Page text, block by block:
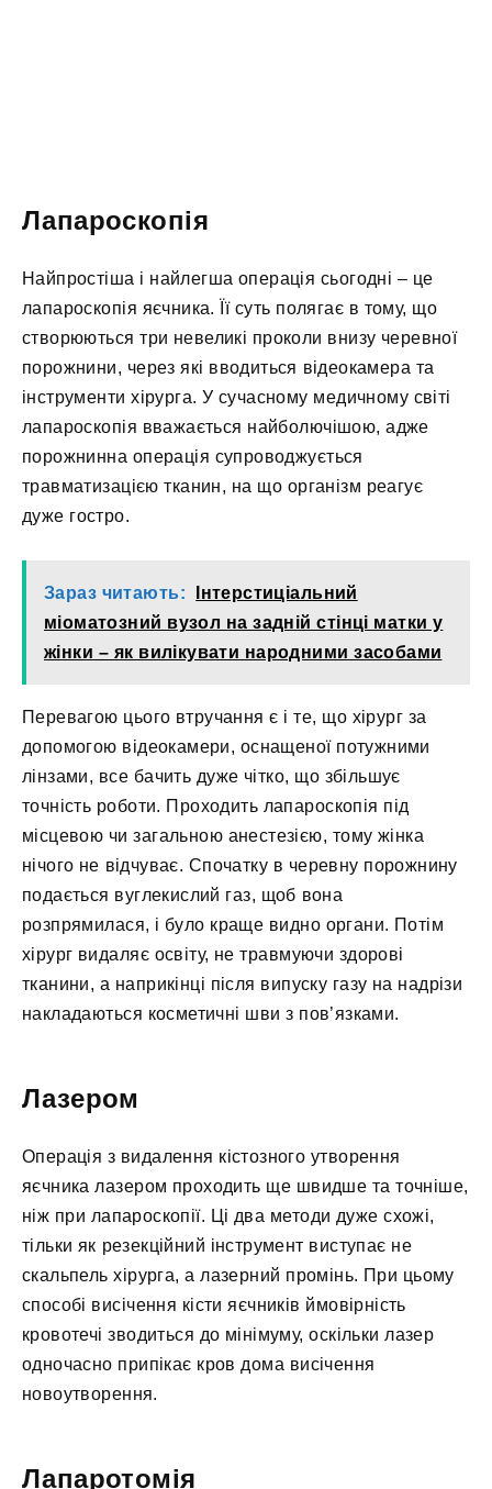
Лапароскопія
Найпростіша і найлегша операція сьогодні – це
лапароскопія яєчника. Її суть полягає в тому, що
створюються три невеликі проколи внизу черевної
порожнини, через які вводиться відеокамера та
інструменти хірурга. У сучасному медичному світі
лапароскопія вважається найболючішою, адже
порожнинна операція супроводжується
травматизацією тканин, на що організм реагує
дуже гостро.
Зараз читають:
Інтерстиціальний
міоматозний вузол на задній стінці матки у
жінки – як вилікувати народними засобами
Перевагою цього втручання є і те, що хірург за
допомогою відеокамери, оснащеної потужними
лінзами, все бачить дуже чітко, що збільшує
точність роботи. Проходить лапароскопія під
місцевою чи загальною анестезією, тому жінка
нічого не відчуває. Спочатку в черевну порожнину
подається вуглекислий газ, щоб вона
розпрямилася, і було краще видно органи. Потім
хірург видаляє освіту, не травмуючи здорові
тканини, а наприкінці після випуску газу на надрізи
накладаються косметичні шви з пов’язками.
Лазером
Операція з видалення кістозного утворення
яєчника лазером проходить ще швидше та точніше,
ніж при лапароскопії. Ці два методи дуже схожі,
тільки як резекційний інструмент виступає не
скальпель хірурга, а лазерний промінь. При цьому
способі висічення кісти яєчників ймовірність
кровотечі зводиться до мінімуму, оскільки лазер
одночасно припікає кров дома висічення
новоутворення.
Лапаротомія